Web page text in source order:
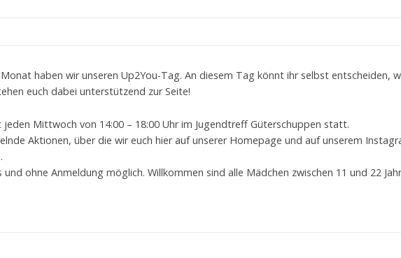
haben wir unseren Up2You-Tag. An diesem Tag könnt ihr selbst entscheiden,
euch dabei unterstützend zur Seite!
Mittwoch von 14:00 – 18:00 Uhr im Jugendtreff Güterschuppen statt.
Aktionen, über die wir euch hier auf unserer Homepage und auf unserem
ohne Anmeldung möglich. Willkommen sind alle Mädchen zwischen 11 und 22